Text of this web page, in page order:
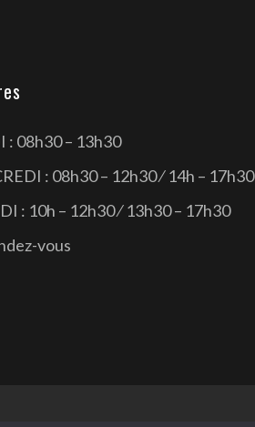
: 08h30 – 13h30
: 08h30 – 12h30 ⁄ 14h – 17h30
: 10h – 12h30 ⁄ 13h30 – 17h30
vous